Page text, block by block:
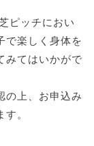
ピッチにおい
で楽しく身体を
みてはいかがで
の上、お申込み
。